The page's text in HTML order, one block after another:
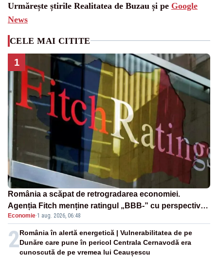
Urmărește știrile Realitatea de Buzau și pe Google
News
CELE MAI CITITE
1
România a scăpat de retrogradarea economiei.
Agenția Fitch menține ratingul „BBB-” cu perspectivă
negativă
Economie·1 aug. 2026, 06:48
2România în alertă energetică | Vulnerabilitatea de pe
Dunăre care pune în pericol Centrala Cernavodă era
cunoscută de pe vremea lui Ceaușescu